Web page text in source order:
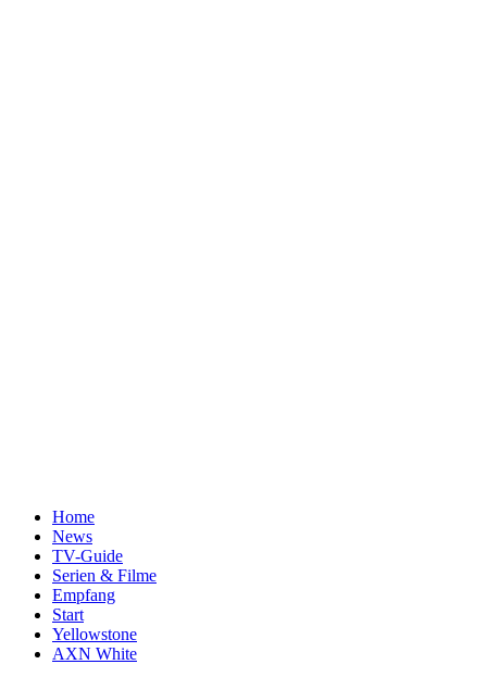
Home
News
TV-Guide
Serien & Filme
Empfang
Start
Yellowstone
AXN White